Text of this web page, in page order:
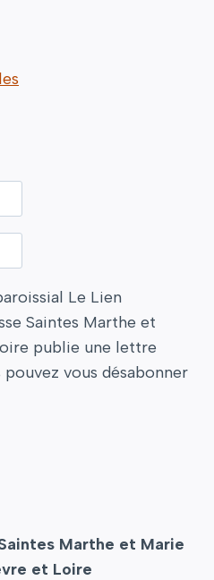
Le Lien
Saintes Marthe et
publie une lettre
vous désabonner
Marthe et Marie
et Loire